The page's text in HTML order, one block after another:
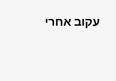
עקוב אחרי